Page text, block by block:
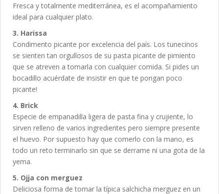
Fresca y totalmente mediterránea, es el acompañamiento
ideal para cualquier plato.
3. Harissa
Condimento picante por excelencia del país. Los tunecinos
se sienten tan orgullosos de su pasta picante de pimiento
que se atreven a tomarla con cualquier comida. Si pides un
bocadillo acuérdate de insistir en que te pongan poco
picante!
4. Brick
Especie de empanadilla ligera de pasta fina y crujiente, lo
sirven relleno de varios ingredientes pero siempre presente
el huevo. Por supuesto hay que comerlo con la mano, es
todo un reto terminarlo sin que se derrame ni una gota de la
yema.
5. Ojja con merguez
Deliciosa forma de tomar la típica salchicha merguez en un